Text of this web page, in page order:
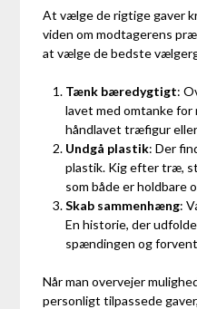
At vælge de rigtige gaver
viden om modtagerens
at vælge de bedste
Tænk bæredygtigt:
lavet med omtanke
håndlavet træfigur
Undgå plastik: Der
plastik. Kig efter træ,
som både er holdbare
Skab sammenhæng:
En historie, der
spændingen og
Når man overvejer
personligt tilpassede